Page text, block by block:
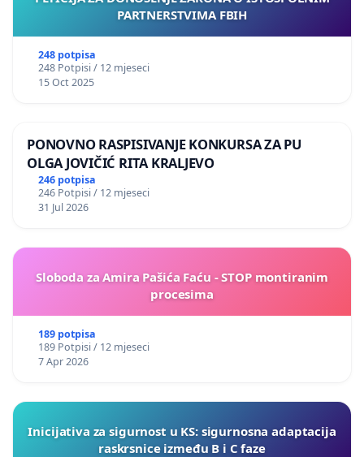
PARTNERSTVIMA FBIH
248 potpisa
248 Potpisi / 12 mjeseci
15 Oct 2025
PONOVNO RASPISIVANJE KONKURSA ZA PU
OLGA JOVIČIĆ RITA KRALJEVO
246 potpisa
246 Potpisi / 12 mjeseci
31 Jul 2026
Sloboda za Amira Pašića Faću - STOP montiranim
procesima
189 potpisa
189 Potpisi / 12 mjeseci
7 Apr 2026
Inicijativa za sigurnost u KS: sigurnosna adaptacija
raskrsnice između B i C faze